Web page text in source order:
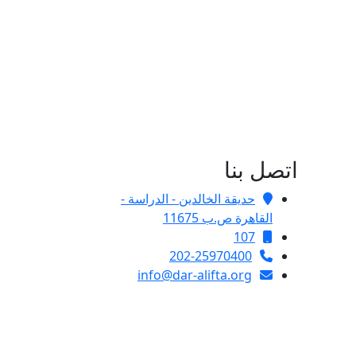
اتصل بنا
حديقة الخالدين - الدراسة -
القاهرة ص.ب 11675
107
202-25970400
info@dar-alifta.org